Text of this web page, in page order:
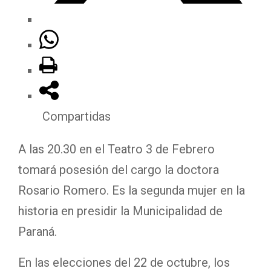
Compartidas
A las 20.30 en el Teatro 3 de Febrero
tomará posesión del cargo la doctora
Rosario Romero. Es la segunda mujer en la
historia en presidir la Municipalidad de
Paraná.
En las elecciones del 22 de octubre, los